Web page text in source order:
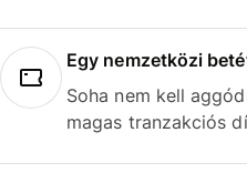
Egy nemzetközi
Soha nem kell
magas tranzakciós